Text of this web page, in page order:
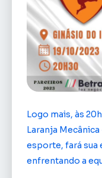
Logo mais, às
Laranja
esporte, fará sua
enfrentando a